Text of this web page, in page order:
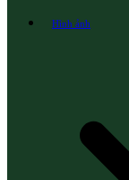
Hình ảnh